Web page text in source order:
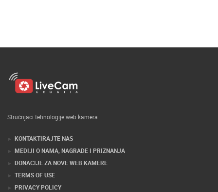
Stručnjaci tehnologije web kamera
KONTAKTIRAJTE NAS
MEDIJI O NAMA, NAGRADE I PRIZNANJA
DONACIJE ZA NOVE WEB KAMERE
TERMS OF USE
PRIVACY POLICY